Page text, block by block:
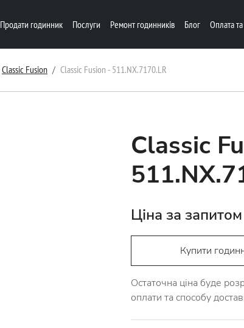
Продати годинник Послуги Ремонт годинників Блог Оплата
Classic Fusion Classic Fusion - 511.NX.7170.LR
Classic
Ціна за запитом
Купити
Остаточна ціна буде
оплати та способу